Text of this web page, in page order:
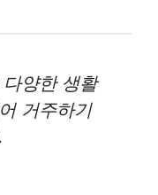
양한 생활
거주하기